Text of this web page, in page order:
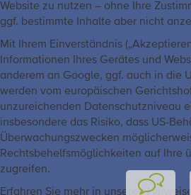
Website zu nutzen – ohne Ihre
ggf. bestimmte Inhalte aber nicht
Mit Ihrem Einverständnis
Informationen Ihres Gerätes und
anderem an Google, ggf. auch in die
werden vom europäischen
unzureichenden Datenschutzniveau
insbesondere das Risiko, dass US-
Überwachungszwecken
Rechtsbehelfsmöglichkeiten auf Ihre
zugreifen.
Erfahren Sie mehr in unseren